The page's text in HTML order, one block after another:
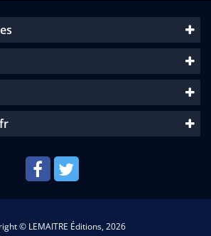
© LEMAITRE Éditions, 2026